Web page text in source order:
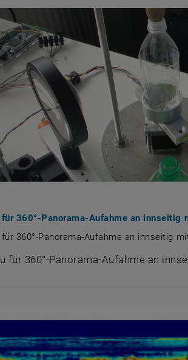
360°-Panorama-Aufahme an innseitig
360°-Panorama-Aufahme an innseitig
für 360°-Panorama-Aufahme an
für 360°-Panorama-Aufahme an